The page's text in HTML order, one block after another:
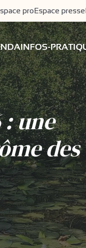
proEspace presse
INFOS-
: une
des